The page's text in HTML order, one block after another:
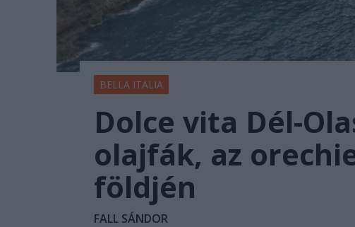
BELLA ITALIA
Dolce vita Dél-
olajfák, az
földjén
FALL SÁNDOR